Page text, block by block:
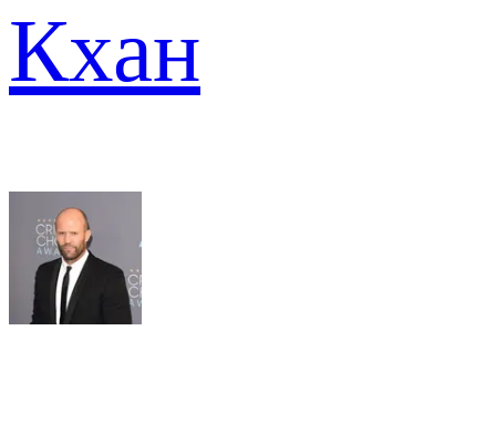
Кхан